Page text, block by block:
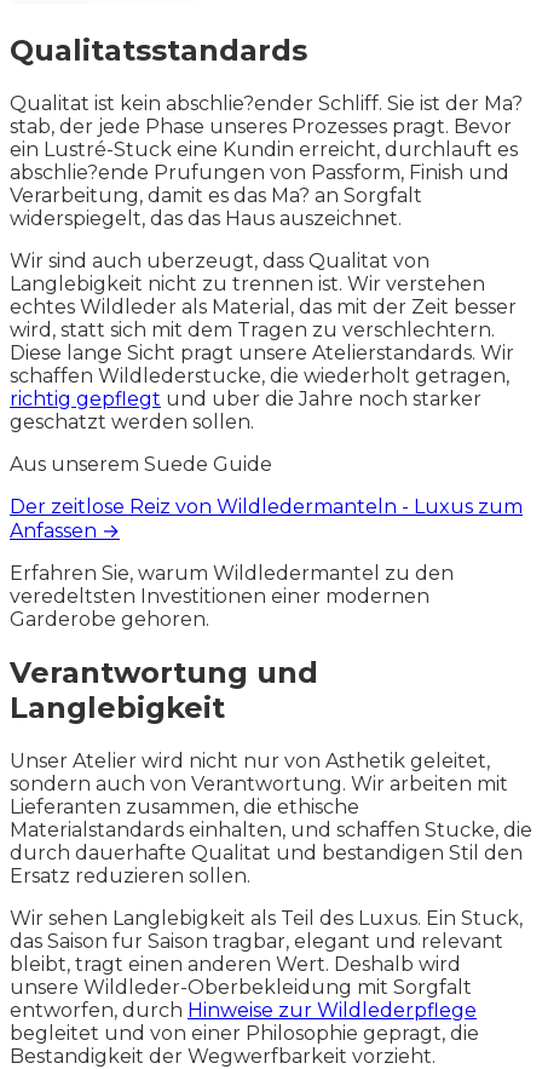
Qualitatsstandards
Qualitat ist kein abschlie?ender Schliff. Sie ist der Ma?
stab, der jede Phase unseres Prozesses pragt. Bevor
ein Lustré-Stuck eine Kundin erreicht, durchlauft es
abschlie?ende Prufungen von Passform, Finish und
Verarbeitung, damit es das Ma? an Sorgfalt
widerspiegelt, das das Haus auszeichnet.
Wir sind auch uberzeugt, dass Qualitat von
Langlebigkeit nicht zu trennen ist. Wir verstehen
echtes Wildleder als Material, das mit der Zeit besser
wird, statt sich mit dem Tragen zu verschlechtern.
Diese lange Sicht pragt unsere Atelierstandards. Wir
schaffen Wildlederstucke, die wiederholt getragen,
richtig gepflegt und uber die Jahre noch starker
geschatzt werden sollen.
Aus unserem Suede Guide
Der zeitlose Reiz von Wildledermanteln - Luxus zum
Anfassen →
Erfahren Sie, warum Wildledermantel zu den
veredeltsten Investitionen einer modernen
Garderobe gehoren.
Verantwortung und
Langlebigkeit
Unser Atelier wird nicht nur von Asthetik geleitet,
sondern auch von Verantwortung. Wir arbeiten mit
Lieferanten zusammen, die ethische
Materialstandards einhalten, und schaffen Stucke, die
durch dauerhafte Qualitat und bestandigen Stil den
Ersatz reduzieren sollen.
Wir sehen Langlebigkeit als Teil des Luxus. Ein Stuck,
das Saison fur Saison tragbar, elegant und relevant
bleibt, tragt einen anderen Wert. Deshalb wird
unsere Wildleder-Oberbekleidung mit Sorgfalt
entworfen, durch Hinweise zur Wildlederpflege
begleitet und von einer Philosophie gepragt, die
Bestandigkeit der Wegwerfbarkeit vorzieht.